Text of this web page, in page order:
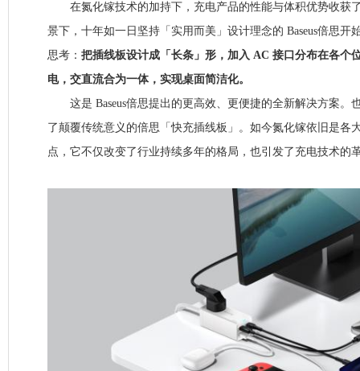
在氮化镓技术的加持下，充电产品的性能与体积优势收获
景下，十年如一日坚持「实用而美」设计理念的 Baseus倍思开
思考： 把插线板设计成「长条」形，加入 AC 接口分布在各个
电，交直流合为一体，实现桌面简洁化。
这是 Baseus倍思提出的更高效、更便捷的全新解决方案。
了颠覆传统意义的倍思「快充插线板」。如今氮化镓依旧是各
点，它不仅改变了行业持续多年的格局，也引发了充电技术的